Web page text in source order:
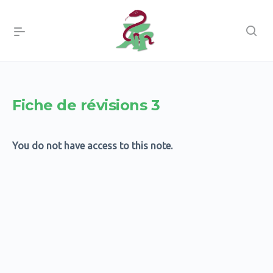
Fiche de révisions 3
You do not have access to this note.